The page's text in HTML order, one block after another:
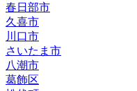
春日部市
久喜市
川口市
さいたま市
八潮市
葛飾区